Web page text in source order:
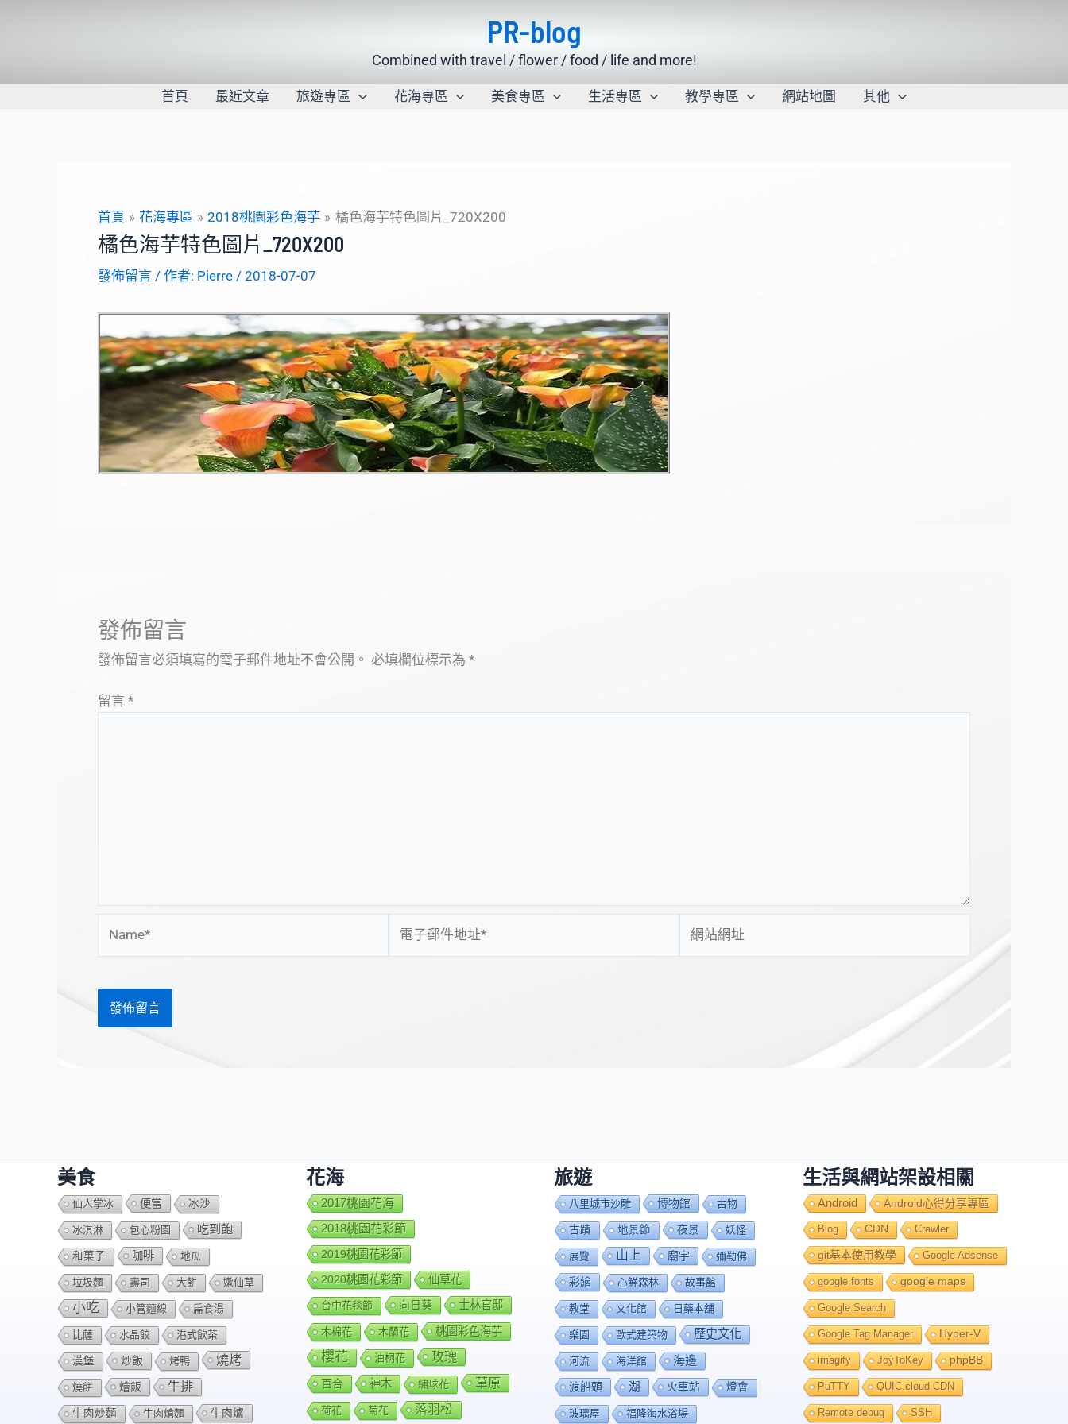
PR-blog
Combined with travel / flower / food / life and more!
首頁 最近文章 旅遊專區 花海專區 美食專區 生活專區 教學專區 網站地圖 其他
首頁 花海專區 2018桃園彩色海芋 橘色海芋特色圖片_720X200
橘色海芋特色圖片_720X200
發佈留言 / 作者: Pierre / 2018-07-07
發佈留言
發佈留言必須填寫的電子郵件地址不會公開。 必填欄位標示為 *
留言 *
站
美食
仙人掌冰 便當 冰沙
冰淇淋 包心粉園 吃到飽
和菓子 咖啡 地瓜
垃圾麵 壽司 大餅 嫰仙草
小吃 小管麵線 扁食湯
比薩 水晶餃 港式飲茶
漢堡 炒飯 烤鴨 燒烤
燒餅 燴飯 牛排
牛肉炒麵 牛肉熗麵 牛肉爐
花海
2017桃園花海
2018桃園花彩節
2019桃園花彩節
2020桃園花彩節
仙草花
台中花毯節 向日葵 士林官邸
木棉花 木蘭花 桃園彩色海芋
櫻花 油桐花 玫瑰
百合 神木 繡球花 草原
荷花 菊花 落羽松
旅遊
八里城市沙雕 博物館 古物
古蹟 地景節 夜景 妖怪
展覽 山上 廟宇 彌勒佛
彩繪 心鮮森林 故事館
教堂 文化館 日藥本舖
樂園 歐式建築物 歷史文化
河流 海洋館 海邊
渡船頭 湖 火車站 燈會
玻璃屋 福隆海水浴場
生活與網站架設相關
Android Android心得分享專區
Blog CDN Crawler
git基本使用教學 Google Adsense
google fonts google maps
Google Search
Google Tag Manager Hyper-V
imagify JoyToKey phpBB
PuTTY QUIC.cloud CDN
Remote debug SSH